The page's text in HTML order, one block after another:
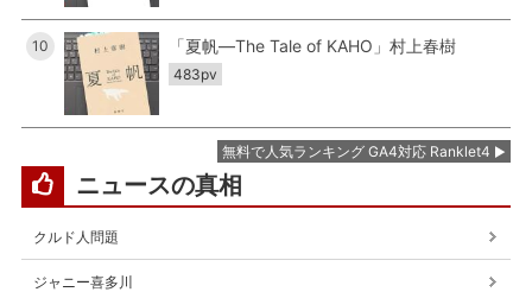
10 「夏帆―The Tale of KAHO」村上春樹
483pv
無料で人気ランキング GA4対応 Ranklet4
ニュースの真相
クルド人問題
ジャニー喜多川